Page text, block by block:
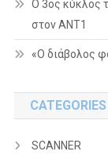
Ο 3ος κύκλος
στον ΑΝΤ1
«Ο διάβολος
CATEGORIES
SCANNER